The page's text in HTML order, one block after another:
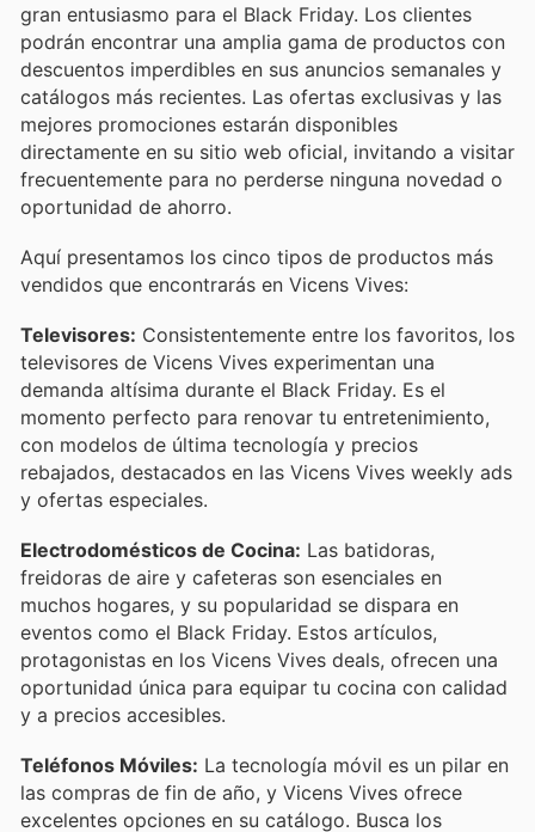
gran entusiasmo para el Black Friday. Los clientes
podrán encontrar una amplia gama de productos con
descuentos imperdibles en sus anuncios semanales y
catálogos más recientes. Las ofertas exclusivas y las
mejores promociones estarán disponibles
directamente en su sitio web oficial, invitando a visitar
frecuentemente para no perderse ninguna novedad o
oportunidad de ahorro.
Aquí presentamos los cinco tipos de productos más
vendidos que encontrarás en Vicens Vives:
Televisores: Consistentemente entre los favoritos, los
televisores de Vicens Vives experimentan una
demanda altísima durante el Black Friday. Es el
momento perfecto para renovar tu entretenimiento,
con modelos de última tecnología y precios
rebajados, destacados en las Vicens Vives weekly ads
y ofertas especiales.
Electrodomésticos de Cocina: Las batidoras,
freidoras de aire y cafeteras son esenciales en
muchos hogares, y su popularidad se dispara en
eventos como el Black Friday. Estos artículos,
protagonistas en los Vicens Vives deals, ofrecen una
oportunidad única para equipar tu cocina con calidad
y a precios accesibles.
Teléfonos Móviles: La tecnología móvil es un pilar en
las compras de fin de año, y Vicens Vives ofrece
excelentes opciones en su catálogo. Busca los